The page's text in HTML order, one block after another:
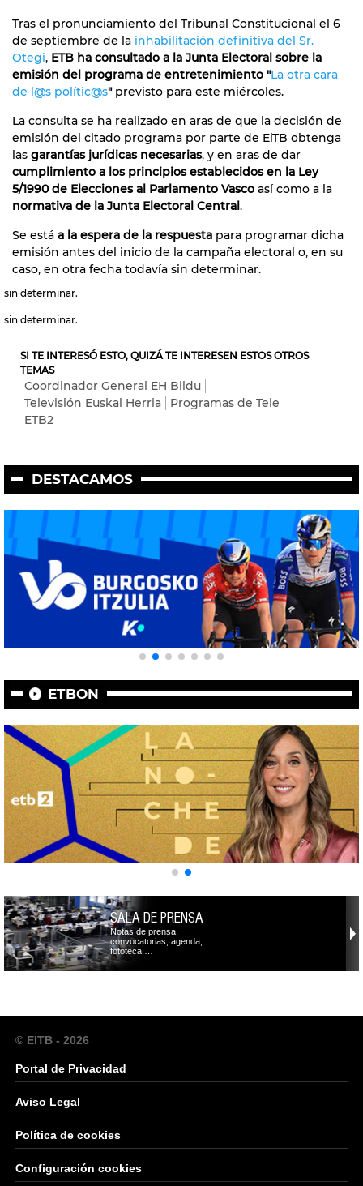
Tras el pronunciamiento del Tribunal Constitucional el 6
de septiembre de la inhabilitación definitiva del Sr.
Otegi, ETB ha consultado a la Junta Electoral sobre la
emisión del programa de entretenimiento "La otra cara
de l@s polític@s" previsto para este miércoles.
La consulta se ha realizado en aras de que la decisión de
emisión del citado programa por parte de EiTB obtenga
las garantías jurídicas necesarias, y en aras de dar
cumplimiento a los principios establecidos en la Ley
5/1990 de Elecciones al Parlamento Vasco así como a la
normativa de la Junta Electoral Central.
Se está a la espera de la respuesta para programar dicha
emisión antes del inicio de la campaña electoral o, en su
caso, en otra fecha todavía sin determinar.
sin determinar.
sin determinar.
SI TE INTERESÓ ESTO, QUIZÁ TE INTERESEN ESTOS OTROS
TEMAS
Coordinador General EH Bildu
Televisión Euskal Herria
Programas de Tele
ETB2
DESTACAMOS
ETBON
SALA DE PRENSA
Notas de prensa,
convocatorias, agenda,
fototeca,…
© EITB - 2026
Portal de Privacidad
Aviso Legal
Política de cookies
Configuración cookies